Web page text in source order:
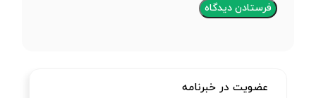
عضویت در خبرنامه